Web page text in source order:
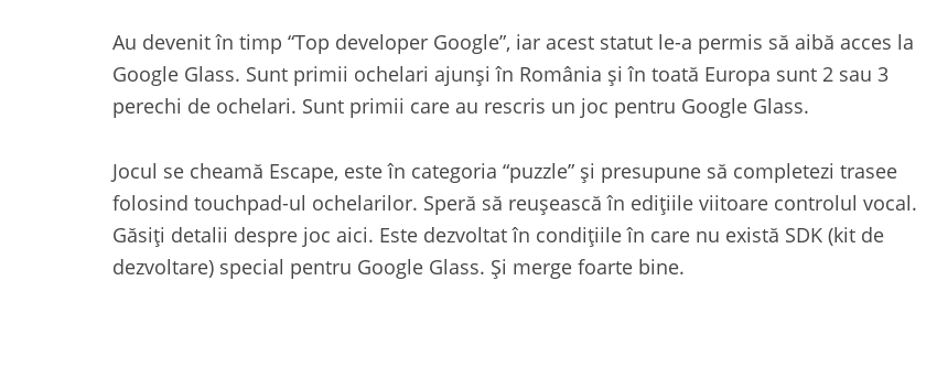
Au devenit în timp “Top developer Google”, iar acest statut le-a permis să aibă acces la
Google Glass. Sunt primii ochelari ajunși în România și în toată Europa sunt 2 sau 3
perechi de ochelari. Sunt primii care au rescris un joc pentru Google Glass.
Jocul se cheamă Escape, este în categoria “puzzle” și presupune să completezi trasee
folosind touchpad-ul ochelarilor. Speră să reușească în edițiile viitoare controlul vocal.
Găsiți detalii despre joc aici. Este dezvoltat în condițiile în care nu există SDK (kit de
dezvoltare) special pentru Google Glass. Și merge foarte bine.